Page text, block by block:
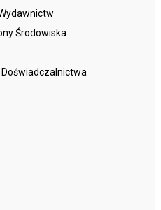
Środowiska